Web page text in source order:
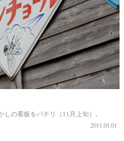
しの看板をパチリ（11月上旬）。
2011.01.01